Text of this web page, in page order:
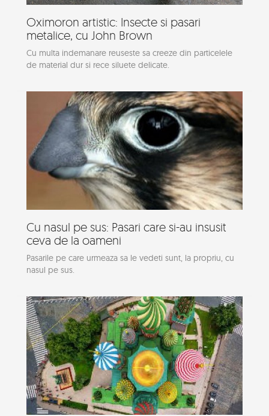
Oximoron artistic: Insecte si pasari
metalice, cu John Brown
Cu multa indemanare reuseste sa creeze din particelele
de material dur si rece siluete delicate.
Cu nasul pe sus: Pasari care si-au insusit
ceva de la oameni
Pasarile pe care urmeaza sa le vedeti sunt, la propriu, cu
nasul pe sus.